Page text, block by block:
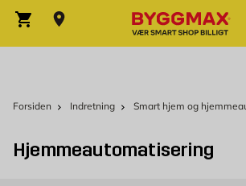
Indkøbskurv
Forsiden Indretning Smart hjem og
Hjemmeautomatisering